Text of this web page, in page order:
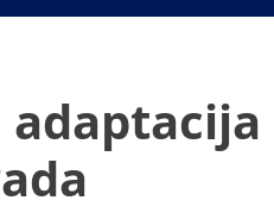
adaptacija